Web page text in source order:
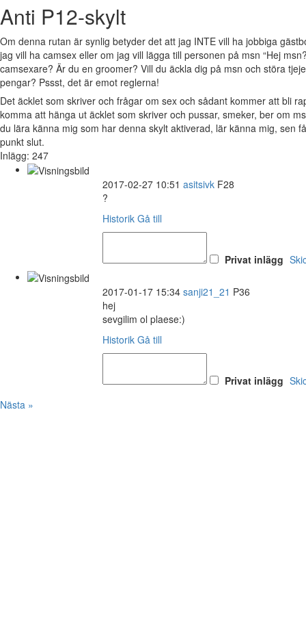
Anti P12-skylt
Om denna rutan är synlig betyder det att jag INTE vill ha jobbiga
jag vill ha camsex eller om jag vill lägga till personen på msn “Hej
camsexare? Är du en groomer? Vill du äckla dig på msn och störa
pengar? Pssst, det är emot reglerna!
Det äcklet som skriver och frågar om sex och sådant kommer att bli
komma att hänga ut äcklet som skriver och pussar, smeker, ber om
du lära känna mig som har denna skylt aktiverad, lär känna mig,
punkt slut.
Inlägg: 247
2017-02-27 10:51 asitsivk F28
?
Historik Gå till
Privat inlägg
2017-01-17 15:34 sanji21_21 P36
hej
sevgilim ol plaese:)
Historik Gå till
Privat inlägg
Nästa »